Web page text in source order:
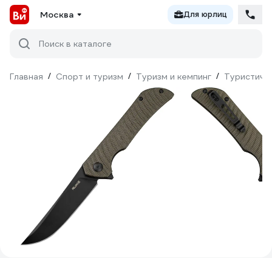
Москва Для юрлиц
Поиск в каталоге
Главная / Спорт и туризм / Туризм и кемпинг /